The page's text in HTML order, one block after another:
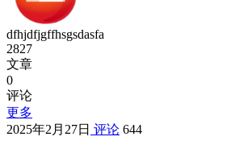
dfhjdfjgffhsgsdasfa
2827
文章
0
评论
更多
2025年2月27日 评论 644